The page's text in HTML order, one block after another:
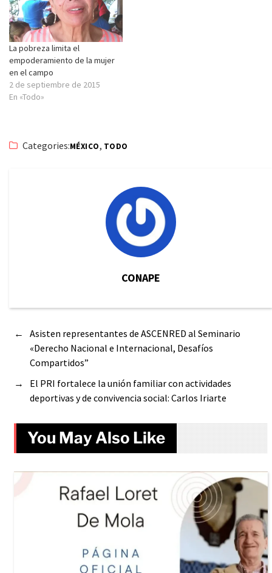
La pobreza limita el
empoderamiento de la mujer
en el campo
2 de septiembre de 2015
En «Todo»
Categories:MÉXICO, TODO
CONAPE
←
Asisten representantes de ASCENRED al Seminario
«Derecho Nacional e Internacional, Desafíos
Compartidos”
→
El PRI fortalece la unión familiar con actividades
deportivas y de convivencia social: Carlos Iriarte
You May Also Like